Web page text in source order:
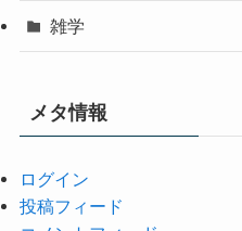
雑学
メタ情報
ログイン
投稿フィード